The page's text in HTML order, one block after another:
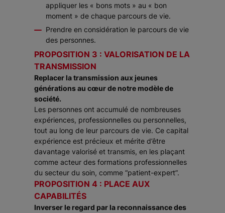
appliquer les « bons mots » au « bon
moment » de chaque parcours de vie.
Prendre en considération le parcours de vie
des personnes.
PROPOSITION 3 : VALORISATION DE LA
TRANSMISSION
Replacer la transmission aux jeunes
générations au cœur de notre modèle de
société.
Les personnes ont accumulé de nombreuses
expériences, professionnelles ou personnelles,
tout au long de leur parcours de vie. Ce capital
expérience est précieux et mérite d’être
davantage valorisé et transmis, en les plaçant
comme acteur des formations professionnelles
du secteur du soin, comme “patient-expert”.
PROPOSITION 4 : PLACE AUX
CAPABILITÉS
Inverser le regard par la reconnaissance des